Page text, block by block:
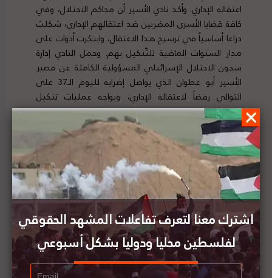
اعتقاله الإداري. وأكد نادي الأسير أن محاكم الاحتلال، وفي
كافة قضايا الأسرى المضربين ضد اعتقالهم الإداري، شكلت
ذراعا أساسياً في ترسيخ هذا الاعتقال، وابتكرت أدوات على
مدار السنوات الماضية للتّنكيل بهم. وحمل النادي إدارة
سجون الاحتلال الإسرائيلي المسؤولية الكاملة عن مصير
الأسير أبو عطوان الذي يواصل إضرابه لليوم الـ37 على
التوالي رفضاً لاعتقاله الإداري، ويواجه عمليات تنكيل
ممنهجة ينفذها السجانون بحقه في “سجن عيادة الرملة”
حيث يقبع. لتفاصيل الخبر ومصدره الأصلي،هنا
الرئاسة الفلسطينية تدين التصعيد الإسرائيلي الذي
أدى إلى استشهاد ثلاثة فلسطينيين في مدينة جنين
11 حزيران/ يونيو: قرار أممي حول فلسطين صدر في
مثل هذا اليوم
اشترك معنا لتعرف تفاعلات المشهد الحقوقي
لفلسطين محليا ودوليا بشكل أسبوعي